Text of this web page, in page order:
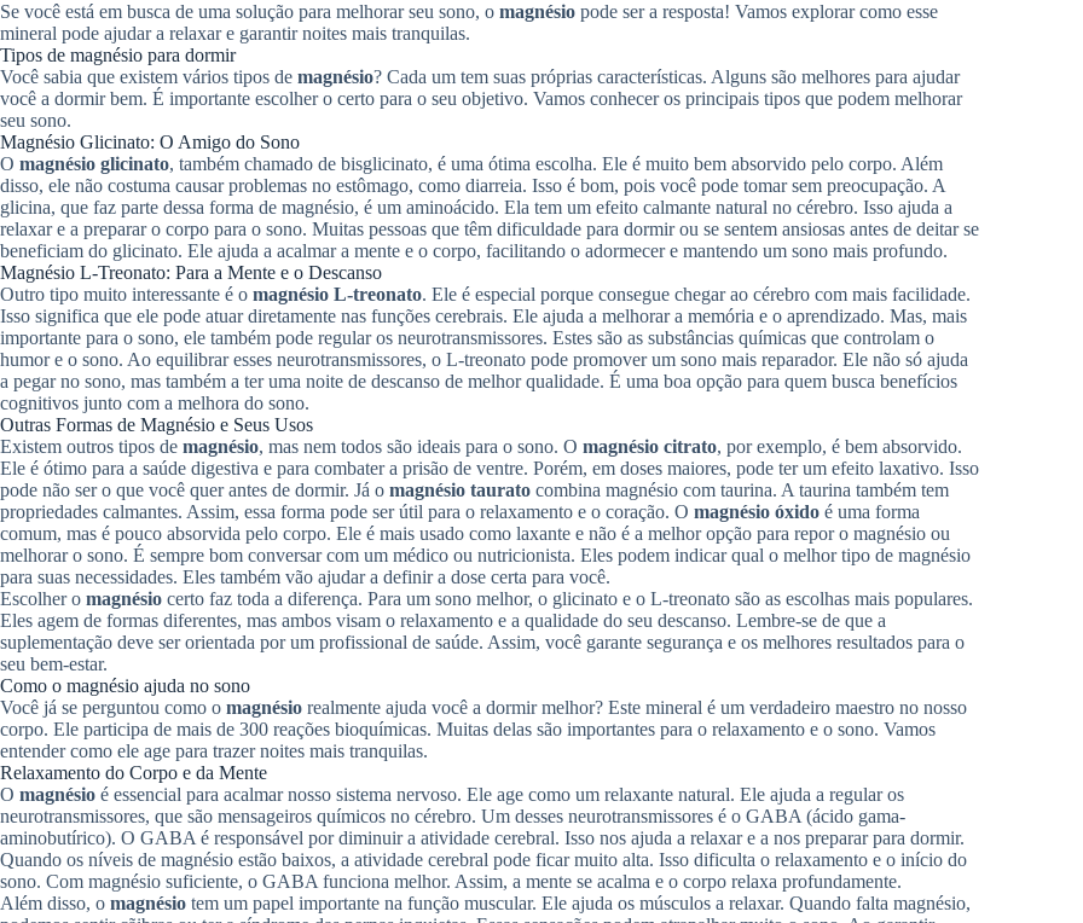
Se você está em busca de uma solução para melhorar seu sono, o magnésio pode ser a resposta! Vamos explorar como esse
mineral pode ajudar a relaxar e garantir noites mais tranquilas.
Tipos de magnésio para dormir
Você sabia que existem vários tipos de magnésio? Cada um tem suas próprias características. Alguns são melhores para ajudar
você a dormir bem. É importante escolher o certo para o seu objetivo. Vamos conhecer os principais tipos que podem melhorar
seu sono.
Magnésio Glicinato: O Amigo do Sono
O magnésio glicinato, também chamado de bisglicinato, é uma ótima escolha. Ele é muito bem absorvido pelo corpo. Além
disso, ele não costuma causar problemas no estômago, como diarreia. Isso é bom, pois você pode tomar sem preocupação. A
glicina, que faz parte dessa forma de magnésio, é um aminoácido. Ela tem um efeito calmante natural no cérebro. Isso ajuda a
relaxar e a preparar o corpo para o sono. Muitas pessoas que têm dificuldade para dormir ou se sentem ansiosas antes de deitar se
beneficiam do glicinato. Ele ajuda a acalmar a mente e o corpo, facilitando o adormecer e mantendo um sono mais profundo.
Magnésio L-Treonato: Para a Mente e o Descanso
Outro tipo muito interessante é o magnésio L-treonato. Ele é especial porque consegue chegar ao cérebro com mais facilidade.
Isso significa que ele pode atuar diretamente nas funções cerebrais. Ele ajuda a melhorar a memória e o aprendizado. Mas, mais
importante para o sono, ele também pode regular os neurotransmissores. Estes são as substâncias químicas que controlam o
humor e o sono. Ao equilibrar esses neurotransmissores, o L-treonato pode promover um sono mais reparador. Ele não só ajuda
a pegar no sono, mas também a ter uma noite de descanso de melhor qualidade. É uma boa opção para quem busca benefícios
cognitivos junto com a melhora do sono.
Outras Formas de Magnésio e Seus Usos
Existem outros tipos de magnésio, mas nem todos são ideais para o sono. O magnésio citrato, por exemplo, é bem absorvido.
Ele é ótimo para a saúde digestiva e para combater a prisão de ventre. Porém, em doses maiores, pode ter um efeito laxativo. Isso
pode não ser o que você quer antes de dormir. Já o magnésio taurato combina magnésio com taurina. A taurina também tem
propriedades calmantes. Assim, essa forma pode ser útil para o relaxamento e o coração. O magnésio óxido é uma forma
comum, mas é pouco absorvida pelo corpo. Ele é mais usado como laxante e não é a melhor opção para repor o magnésio ou
melhorar o sono. É sempre bom conversar com um médico ou nutricionista. Eles podem indicar qual o melhor tipo de magnésio
para suas necessidades. Eles também vão ajudar a definir a dose certa para você.
Escolher o magnésio certo faz toda a diferença. Para um sono melhor, o glicinato e o L-treonato são as escolhas mais populares.
Eles agem de formas diferentes, mas ambos visam o relaxamento e a qualidade do seu descanso. Lembre-se de que a
suplementação deve ser orientada por um profissional de saúde. Assim, você garante segurança e os melhores resultados para o
seu bem-estar.
Como o magnésio ajuda no sono
Você já se perguntou como o magnésio realmente ajuda você a dormir melhor? Este mineral é um verdadeiro maestro no nosso
corpo. Ele participa de mais de 300 reações bioquímicas. Muitas delas são importantes para o relaxamento e o sono. Vamos
entender como ele age para trazer noites mais tranquilas.
Relaxamento do Corpo e da Mente
O magnésio é essencial para acalmar nosso sistema nervoso. Ele age como um relaxante natural. Ele ajuda a regular os
neurotransmissores, que são mensageiros químicos no cérebro. Um desses neurotransmissores é o GABA (ácido gama-
aminobutírico). O GABA é responsável por diminuir a atividade cerebral. Isso nos ajuda a relaxar e a nos preparar para dormir.
Quando os níveis de magnésio estão baixos, a atividade cerebral pode ficar muito alta. Isso dificulta o relaxamento e o início do
sono. Com magnésio suficiente, o GABA funciona melhor. Assim, a mente se acalma e o corpo relaxa profundamente.
Além disso, o magnésio tem um papel importante na função muscular. Ele ajuda os músculos a relaxar. Quando falta magnésio,